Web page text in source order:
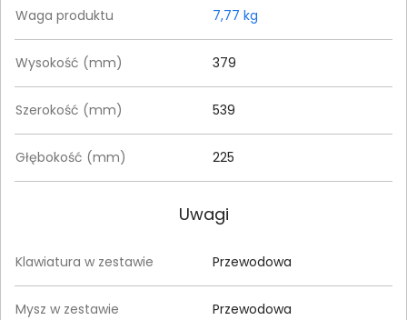
Waga produktu 7,77 kg
Wysokość (mm) 379
Szerokość (mm) 539
Głębokość (mm) 225
Uwagi
Klawiatura w zestawie Przewodowa
Mysz w zestawie Przewodowa